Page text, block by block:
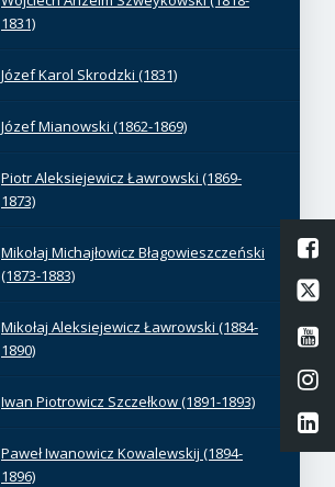
1831)
Józef Karol Skrodzki (1831)
Józef Mianowski (1862-1869)
Piotr Aleksiejewicz Ławrowski (1869-
1873)
Mikołaj Michajłowicz Błagowieszczeński
(1873-1883)
Mikołaj Aleksiejewicz Ławrowski (1884-
1890)
Iwan Piotrowicz Szczełkow (1891-1893)
Paweł Iwanowicz Kowalewskij (1894-
1896)